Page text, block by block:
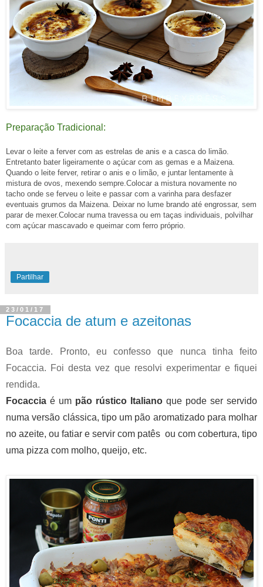
Preparação Tradicional:
Levar o leite a ferver com as estrelas de anis e a casca do limão.
Entretanto bater ligeiramente o açúcar com as gemas e a Maizena.
Quando o leite ferver, retirar o anis e o limão, e juntar lentamente à
mistura de ovos, mexendo sempre.Colocar a mistura novamente no
tacho onde se ferveu o leite e passar com a varinha para desfazer
eventuais grumos da Maizena. Deixar no lume brando até engrossar, sem
parar de mexer.Colocar numa travessa ou em taças individuais, polvilhar
com açúcar mascavado e queimar com ferro próprio.
Partilhar
23/01/17
Focaccia de atum e azeitonas
Boa tarde. Pronto, eu confesso que nunca tinha feito
Focaccia. Foi desta vez que resolvi experimentar e fiquei
rendida.
Focaccia é um pão rústico Italiano que pode ser servido
numa versão clássica, tipo um pão aromatizado para molhar
no azeite, ou fatiar e servir com patês ou com cobertura, tipo
uma pizza com molho, queijo, etc.